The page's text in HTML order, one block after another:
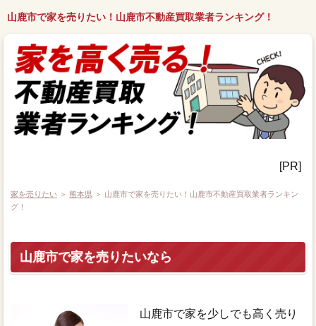
山鹿市で家を売りたい！山鹿市不動産買取業者ランキング！
[PR]
家を売りたい ＞ 熊本県 ＞ 山鹿市で家を売りたい！山鹿市不動産買取業者ランキン
グ！
山鹿市で家を売りたいなら
山鹿市で家を少しでも高く売り